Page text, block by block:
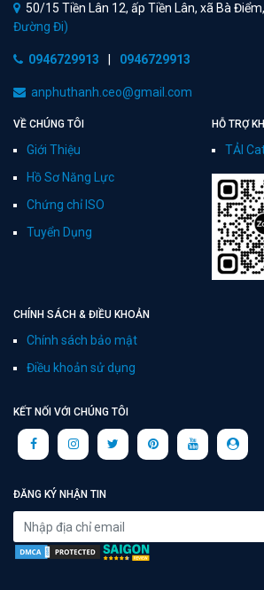
50/15 Tiền Lân 12, ấp Tiền Lân, xã Bà
Đường Đi)
0946729913 0946729913
anphuthanh.ceo@gmail.com
VỀ CHÚNG TÔI
Giới Thiệu
Hồ Sơ Năng Lực
Chứng chỉ ISO
Tuyển Dụng
HỖ TRỢ
TẢI
CHÍNH SÁCH & ĐIỀU KHOẢN
Chính sách bảo mật
Điều khoản sử dụng
KẾT NỐI VỚI CHÚNG TÔI
ĐĂNG KÝ NHẬN TIN